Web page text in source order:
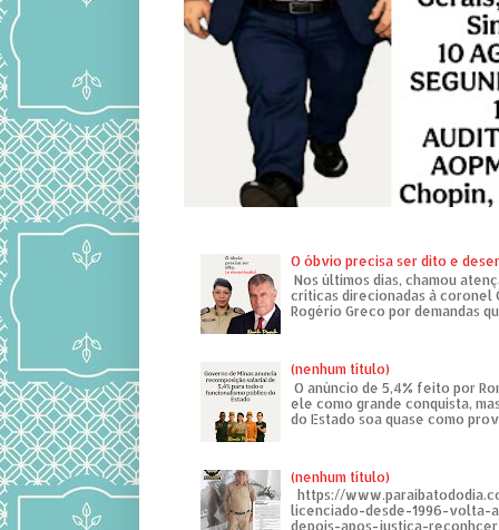
O óbvio precisa ser dito e
Nos últimos dias, chamou
críticas direcionadas à coronel
Rogério Greco por demandas
(nenhum título)
O anúncio de 5,4% feito por
ele como grande conquista,
do Estado soa quase como
(nenhum título)
https://
licenciado-desde-1996-volta-
depois-apos-justica-